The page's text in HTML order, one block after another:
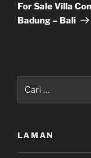
Selanjutnya
For Sale Villa
Badung – Bali
untuk:
LAMAN